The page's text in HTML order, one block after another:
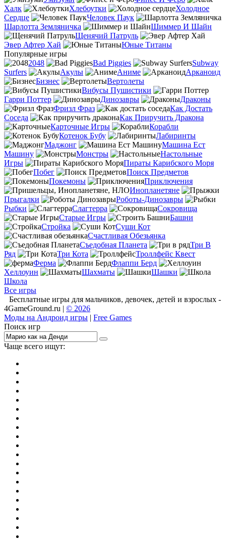
Халк
Хлебоутки
Холодное
Сердце
Человек Паук
Шарлотта Земляничка
Шиммер И Шайн
Щенячий Патруль
Эвер Афтер Хай
Юные Титаны
Популярные игры
2048
Bad Piggies
Subway
Surfers
Акулы Аниме
Арканоид
Бизнес
Вертолеты
Вибусы Пушистики
Гарри Поттер
Динозавры
Драконы
Фризл Фраз
Как Достать
Соседа
Как Приручить Дракона
Карточные Игры
Корабли
Котенок Бубу
Лабиринты
Маджонг
Машина Ест
Машину
Монстры
Настольные
Игры
Пираты Карибского Моря
Побег
Поиск Предметов
Покемоны
Приключения
Инопланетяне
Прыгалки
Роботы-Динозавры
Рыбки
Слагтерра
Сокровища
Старые Игры
Башни
Стройка
Суши Кот
Счастливая Обезьянка
Съедобная Планета
Три В
Ряд
Три Кота
Троллфейс Квест
Ферма
Флаппи Берд
Хеллоуин
Шахматы
Шашки
Школа
Все игры
Бесплатные игры для мальчиков, девочек, детей и взрослых -
4GameGround.ru | © 2026
Моды на Андроид игры | Free Games
Поиск игр
Чаще всего ищут: